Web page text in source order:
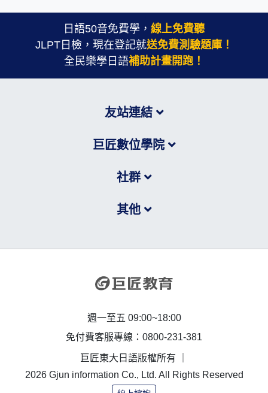
日語50音免費學， 線上免費聽
JLPT日檢，現在登記就送免費測驗題庫！
全民樂學日語補助計畫開跑！
友站連結
巨匠數位學院
社群
其他
週一至五 09:00~18:00
免付費客服專線：0800-231-381
巨匠東大日語版權所有 ｜
2026 Gjun information Co., Ltd. All Rights Reserved